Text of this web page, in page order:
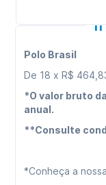
Polo Brasil
De 18 x R$
*O valor bruto
anual.
**Consulte
*Conheça a